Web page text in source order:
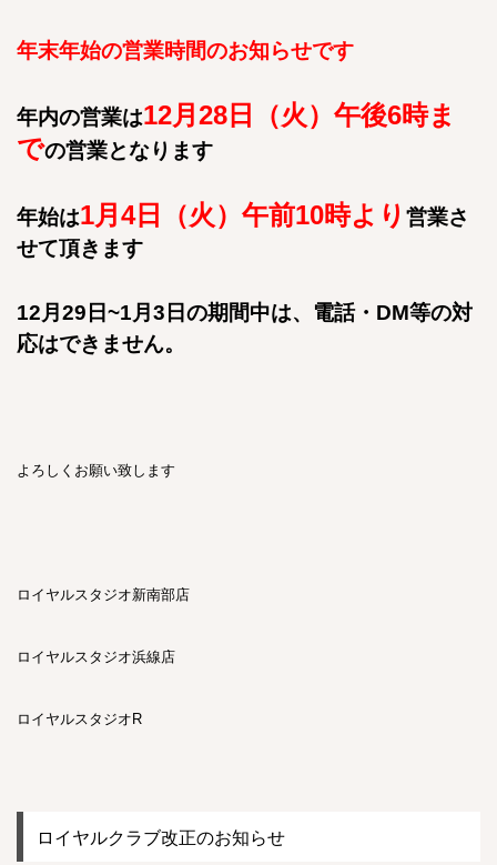
年末年始の営業時間のお知らせです
年内の営業は12月28日（火）午後6時ま
での営業となります
年始は1月4日（火）午前10時より 営業さ
せて頂きます
12月29日~1月3日の期間中は、電話・DM等の対
応はできません。
よろしくお願い致します
ロイヤルスタジオ新南部店
ロイヤルスタジオ浜線店
ロイヤルスタジオR
ロイヤルクラブ改正のお知らせ